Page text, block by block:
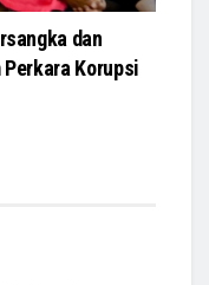
dan
Korupsi